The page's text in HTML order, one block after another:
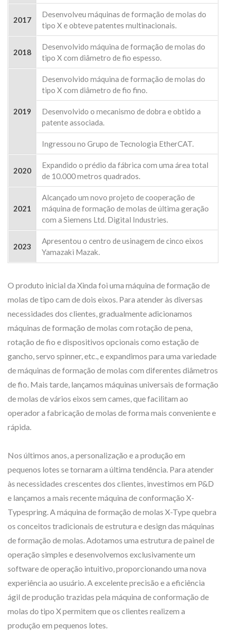
2017
Desenvolveu máquinas de formação de molas do
tipo X e obteve patentes multinacionais.
2018
Desenvolvido máquina de formação de molas do
tipo X com diâmetro de fio espesso.
2019
Desenvolvido máquina de formação de molas do
tipo X com diâmetro de fio fino.
Desenvolvido o mecanismo de dobra e obtido a
patente associada.
Ingressou no Grupo de Tecnologia EtherCAT.
2020
Expandido o prédio da fábrica com uma área total
de 10.000 metros quadrados.
2021
Alcançado um novo projeto de cooperação de
máquina de formação de molas de última geração
com a Siemens Ltd. Digital Industries.
2023
Apresentou o centro de usinagem de cinco eixos
Yamazaki Mazak.
O produto inicial da Xinda foi uma máquina de formação de
molas de tipo cam de dois eixos. Para atender às diversas
necessidades dos clientes, gradualmente adicionamos
máquinas de formação de molas com rotação de pena,
rotação de fio e dispositivos opcionais como estação de
gancho, servo spinner, etc., e expandimos para uma variedade
de máquinas de formação de molas com diferentes diâmetros
de fio. Mais tarde, lançamos máquinas universais de formação
de molas de vários eixos sem cames, que facilitam ao
operador a fabricação de molas de forma mais conveniente e
rápida.
Nos últimos anos, a personalização e a produção em
pequenos lotes se tornaram a última tendência. Para atender
às necessidades crescentes dos clientes, investimos em P&D
e lançamos a mais recente máquina de conformação X-
Typespring. A máquina de formação de molas X-Type quebra
os conceitos tradicionais de estrutura e design das máquinas
de formação de molas. Adotamos uma estrutura de painel de
operação simples e desenvolvemos exclusivamente um
software de operação intuitivo, proporcionando uma nova
experiência ao usuário. A excelente precisão e a eficiência
ágil de produção trazidas pela máquina de conformação de
molas do tipo X permitem que os clientes realizem a
produção em pequenos lotes.